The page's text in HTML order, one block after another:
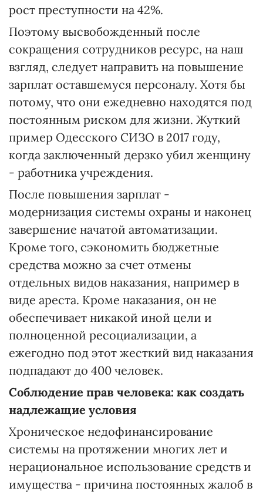
рост преступности на 42%.
Поэтому высвобожденный после
сокращения сотрудников ресурс, на наш
взгляд, следует направить на повышение
зарплат оставшемуся персоналу. Хотя бы
потому, что они ежедневно находятся под
постоянным риском для жизни. Жуткий
пример Одесского СИЗО в 2017 году,
когда заключенный дерзко убил женщину
- работника учреждения.
После повышения зарплат -
модернизация системы охраны и наконец
завершение начатой автоматизации.
Кроме того, сэкономить бюджетные
средства можно за счет отмены
отдельных видов наказания, например в
виде ареста. Кроме наказания, он не
обеспечивает никакой иной цели и
полноценной ресоциализации, а
ежегодно под этот жесткий вид наказания
подпадают до 400 человек.
Соблюдение прав человека: как создать
надлежащие условия
Хроническое недофинансирование
системы на протяжении многих лет и
нерациональное использование средств и
имущества - причина постоянных жалоб в